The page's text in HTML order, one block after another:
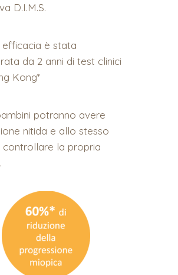
D.I.M.S.
efficacia è stata
da 2 anni di test clinici
Kong*
potranno avere
nitida e allo stesso
la propria